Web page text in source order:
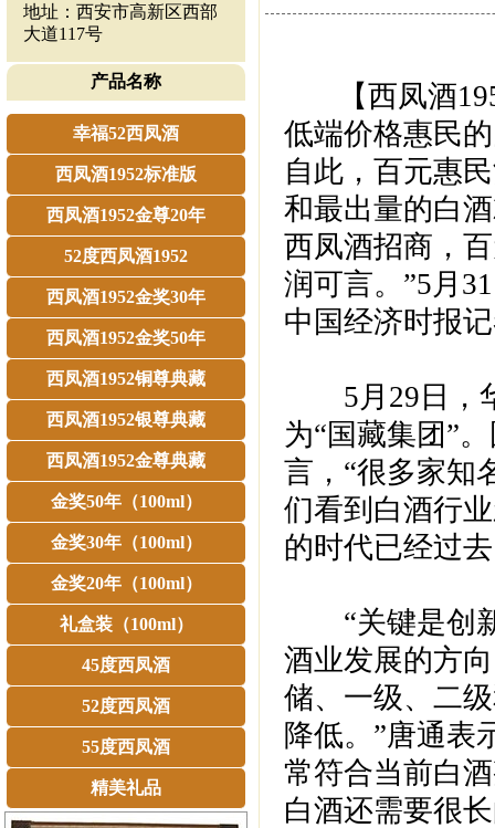
地址：西安市高新区西部
大道117号
产品名称
幸福52西凤酒
西凤酒1952标准版
西凤酒1952金尊20年
52度西凤酒1952
西凤酒1952金奖30年
西凤酒1952金奖50年
西凤酒1952铜尊典藏
西凤酒1952银尊典藏
西凤酒1952金尊典藏
金奖50年（100ml）
金奖30年（100ml）
金奖20年（100ml）
礼盒装（100ml）
45度西凤酒
52度西凤酒
55度西凤酒
精美礼品
【西凤酒
低端价格惠民
自此，百元惠
和最出量的白
西凤酒招商，
润可言。”5月
中国经济时报
5月29日，华
为“国藏集团”
言，“很多家知
们看到白酒行
的时代已经过
“关键是创新
酒业发展的方
储、一级、二
降低。”唐通表
常符合当前白
白酒还需要很